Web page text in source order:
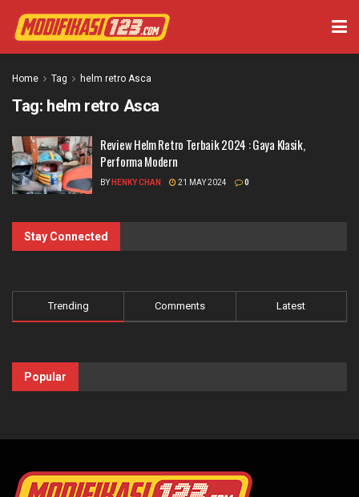
Home Tag helm retro Asca
Tag: helm retro Asca
Review Helm Retro Terbaik 2024 : Gaya Klasik,
Performa Modern
BY HENKY CHAN 21 MAY 2024 0
Stay Connected
Trending Comments Latest
Popular